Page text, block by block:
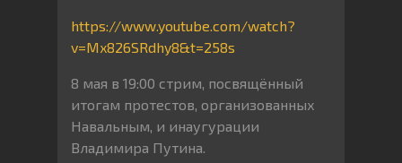
https://www.youtube.com/watch?
v=Mx826SRdhy8&t=258s
8 мая в 19:00 стрим, посвящённый
итогам протестов, организованных
Навальным, и инаугурации
Владимира Путина.